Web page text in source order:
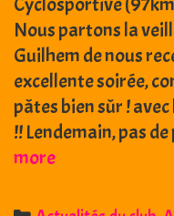
Nous partons la
Guilhem de nous
excellente soirée,
pâtes bien sûr !
!! Lendemain, pas
more31
2014